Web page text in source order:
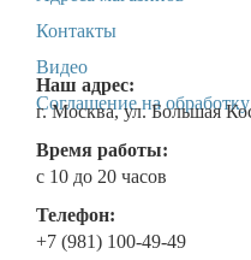
Контакты
Видео
Соглашение на
Наш адрес:
г. Москва,ул. Большая
Время работы:
с 10 до 20 часов
Телефон:
+7 (981) 100-49-49